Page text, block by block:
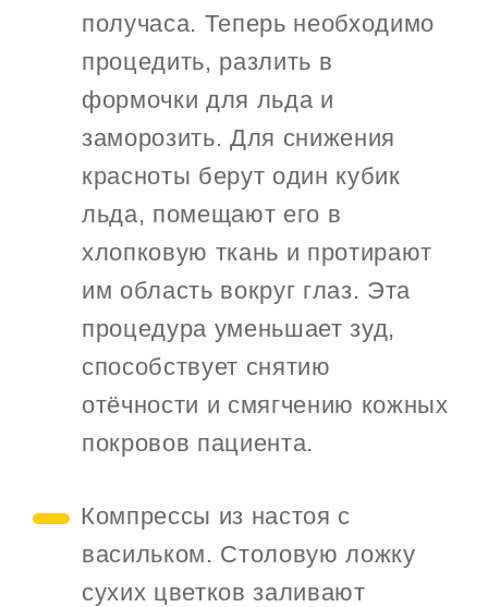
получаса. Теперь необходимо
процедить, разлить в
формочки для льда и
заморозить. Для снижения
красноты берут один кубик
льда, помещают его в
хлопковую ткань и протирают
им область вокруг глаз. Эта
процедура уменьшает зуд,
способствует снятию
отёчности и смягчению кожных
покровов пациента.
Компрессы из настоя с
васильком. Столовую ложку
сухих цветков заливают